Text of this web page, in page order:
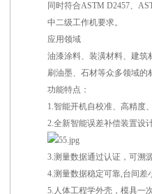
同时符合ASTM D2457、
中二级工作机要求。
应用领域
油漆涂料、装潢材料、建筑
刷油墨、石材等众多领域
功能特点：
1.智能开机自校准、高精度
2.全新智能误差补偿装置设
3.测量数据通过认证，可溯
4.测量数据稳定可靠,台间差
5.人体工程学外壳，模具一